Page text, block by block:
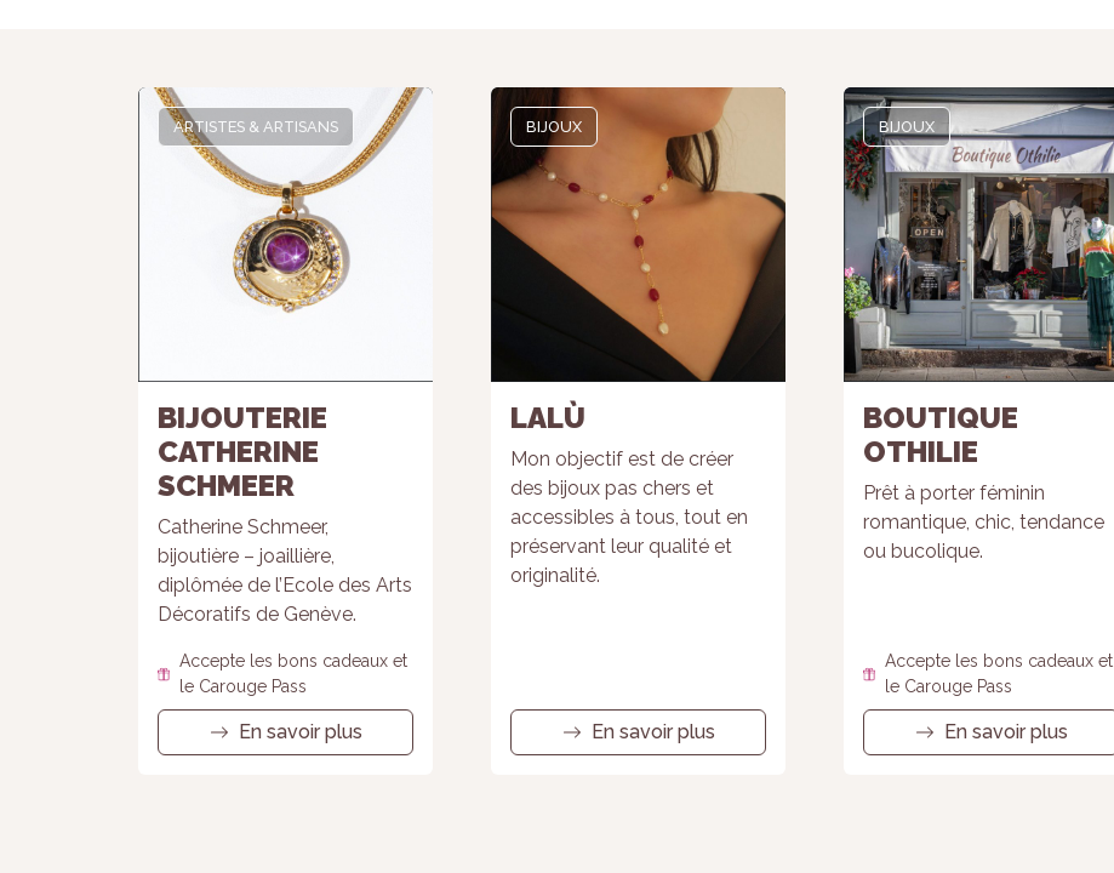
ARTISTES & ARTISANS
BIJOUTERIE
CATHERINE
SCHMEER
Catherine Schmeer,
bijoutière – joaillière,
diplômée de l’Ecole des Arts
Décoratifs de Genève.
Accepte les bons cadeaux et
le Carouge Pass
En savoir plus
BIJOUX
LALÙ
Mon objectif est de créer
des bijoux pas chers et
accessibles à tous, tout en
préservant leur qualité et
originalité.
En savoir plus
BIJOUX
BOUTIQUE
OTHILIE
Prêt à porter féminin
romantique, chic, tendance
ou bucolique.
Accepte les bons cadeaux et
le Carouge Pass
En savoir plus